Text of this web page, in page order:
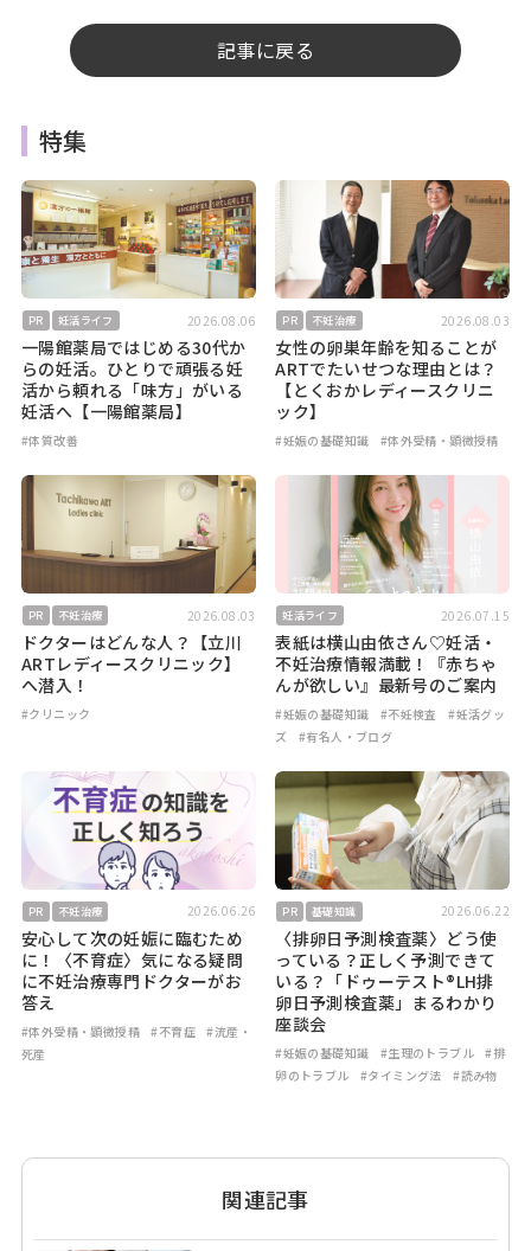
記事に戻る
特集
PR 妊活ライフ 2026.08.06
一陽館薬局ではじめる30代か
らの妊活。ひとりで頑張る妊
活から頼れる「味方」がいる
妊活へ【一陽館薬局】
#体質改善
PR 不妊治療 2026.08.03
女性の卵巣年齢を知ることが
ARTでたいせつな理由とは？
【とくおかレディースクリニ
ック】
#妊娠の基礎知識 #体外受精・顕微授精
PR 不妊治療 2026.08.03
ドクターはどんな人？【立川
ARTレディースクリニック】
へ潜入！
#クリニック
妊活ライフ 2026.07.15
表紙は横山由依さん♡妊活・
不妊治療情報満載！『赤ちゃ
んが欲しい』最新号のご案内
#妊娠の基礎知識 #不妊検査
#妊活グッ
ズ
#有名人・ブログ
PR 不妊治療 2026.06.26
安心して次の妊娠に臨むため
に！〈不育症〉気になる疑問
に不妊治療専門ドクターがお
答え
#体外受精・顕微授精 #不育症
#流産・
死産
PR 基礎知識 2026.06.22
〈排卵日予測検査薬〉どう使
っている？正しく予測できて
いる？「ドゥーテスト®LH排
卵日予測検査薬」まるわかり
座談会
#妊娠の基礎知識 #生理のトラブル
#排
卵のトラブル
#タイミング法 #読み物
関連記事